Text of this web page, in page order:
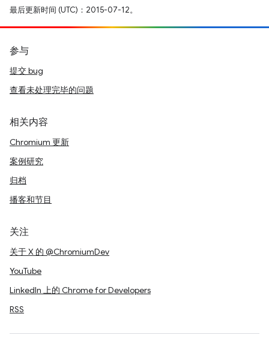
最后更新时间 (UTC)：2015-07-12。
参与
提交 bug
查看未处理完毕的问题
相关内容
Chromium 更新
案例研究
归档
播客和节目
关注
关于 X 的 @ChromiumDev
YouTube
LinkedIn 上的 Chrome for Developers
RSS